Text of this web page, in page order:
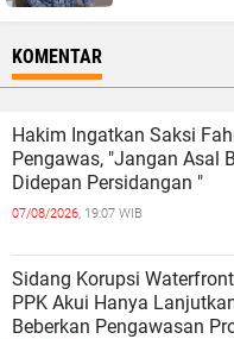
KOMENTAR
Hakim Ingatkan Saksi
Pengawas, "Jangan Asal
Didepan Persidangan "
07/08/2026, 19:07 WIB
Sidang Korupsi
PPK Akui Hanya
Beberkan Pengawasan